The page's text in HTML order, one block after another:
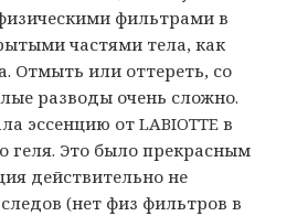
фильтрами в
частями тела, как
Отмыть или оттереть, со
разводы очень сложно.
эссенцию от LABIOTTE в
геля. Это было прекрасным
действительно не
(нет физ фильтров в